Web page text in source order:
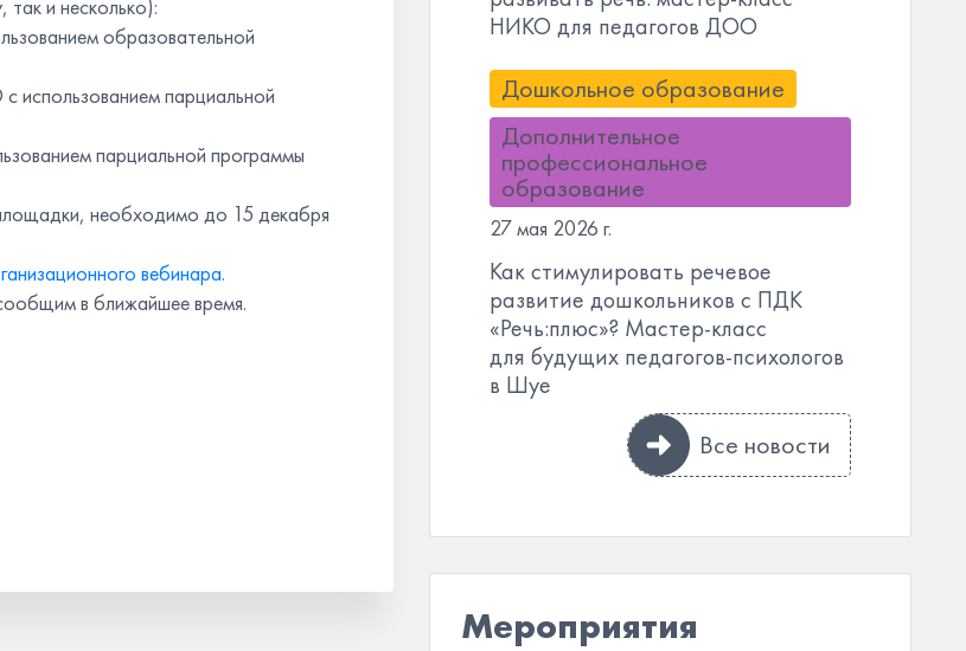
и несколько):
образовательной
использованием парциальной
парциальной программы
необходимо до 15 декабря
вебинара.
в ближайшее время.
НИКО для педагогов ДОО
Дошкольное образование
Дополнительное
профессиональное
образование
27 мая 2026 г.
Как стимулировать речевое
развитие дошкольников с ПДК
«Речь:плюс»? Мастер-класс
для будущих педагогов-психологов
в Шуе
Все новости
Мероприятия